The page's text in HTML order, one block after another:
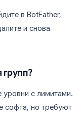
в BotFather,
и снова
с лимитами.
софта, но требуют